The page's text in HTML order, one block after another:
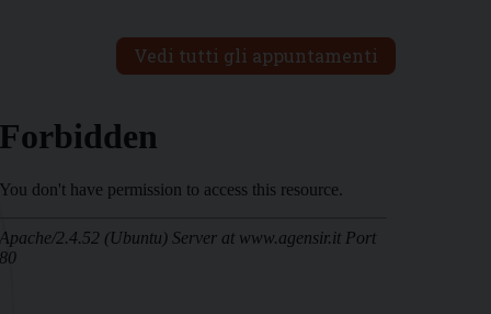
Vedi tutti gli appuntamenti